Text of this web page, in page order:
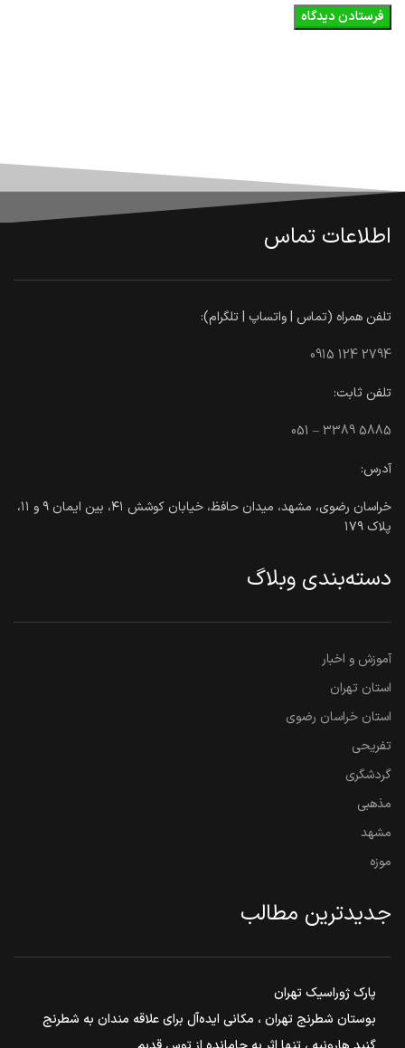
اطلاعات تماس
تلفن همراه (تماس | واتساپ | تلگرام):
0915 124 2794
تلفن ثابت:
051 – 3389 5885
آدرس:
خراسان رضوی، مشهد، میدان حافظ، خیابان کوشش ۴۱، بین ایمان ۹ و ۱۱،
پلاک ۱۷۹
دسته‌بندی وبلاگ
آموزش و اخبار
استان تهران
استان خراسان رضوی
تفریحی
گردشگری
مذهبی
مشهد
موزه
جدیدترین مطالب
پارک ژوراسیک تهران
بوستان شطرنج تهران ، مکانی ایده‌آل برای علاقه مندان به شطرنج